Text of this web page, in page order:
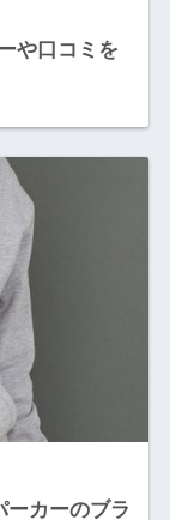
や口コミを
カーのブラ